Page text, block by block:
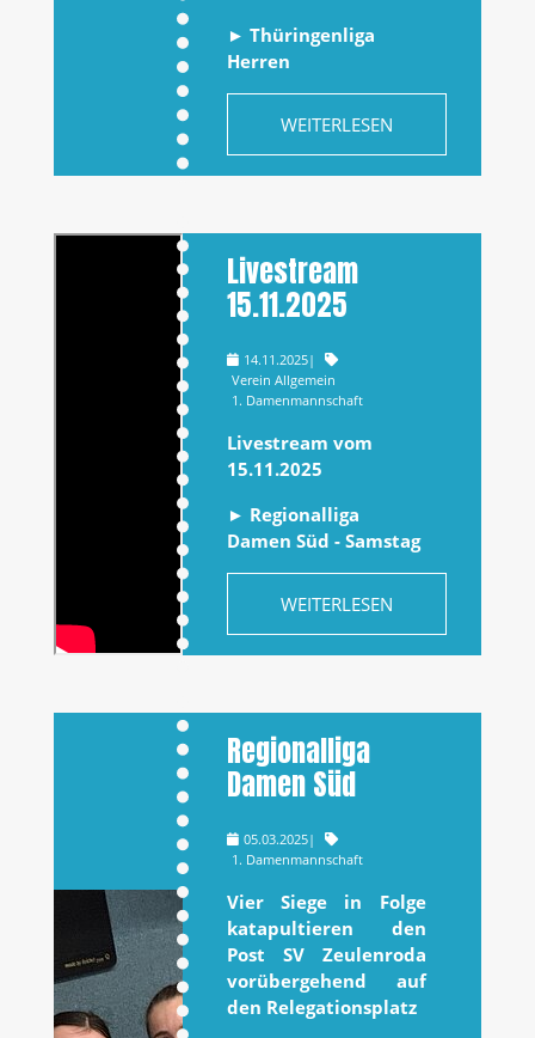
► Thüringenliga
Herren
WEITERLESEN
Livestream
15.11.2025
14.11.2025|
Verein Allgemein
1. Damenmannschaft
Livestream vom
15.11.2025
► Regionalliga
Damen Süd - Samstag
WEITERLESEN
Regionalliga
Damen Süd
05.03.2025|
1. Damenmannschaft
Vier Siege in Folge
katapultieren den
Post SV Zeulenroda
vorübergehend auf
den Relegationsplatz